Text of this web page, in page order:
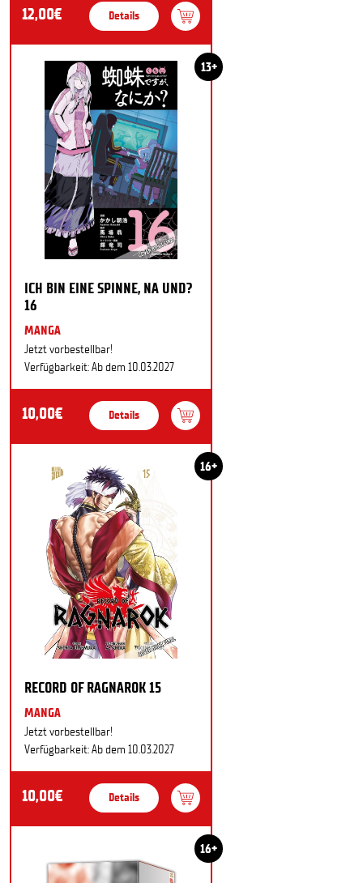
12,00€ Details
13+
ICH BIN EINE SPINNE, NA UND?
16
MANGA
Jetzt vorbestellbar!
Verfügbarkeit: Ab dem 10.03.2027
10,00€ Details
16+
RECORD OF RAGNAROK 15
MANGA
Jetzt vorbestellbar!
Verfügbarkeit: Ab dem 10.03.2027
10,00€ Details
16+